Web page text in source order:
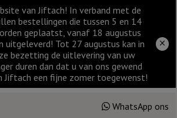
van Jiftach! In verband met de
bestellingen die tussen 5 en 14
geplaatst, vanaf 18 augustus
uitgeleverd! Tot 27 augustus kan in
bezetting de uitlevering van uw
duren dan dat u van ons gewend
Jiftach een fijne zomer toegewenst!
WhatsApp ons